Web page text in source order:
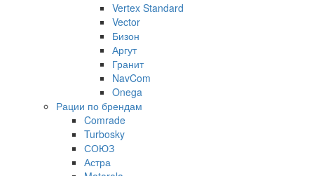
Vertex Standard
Vector
Бизон
Аргут
Гранит
NavCom
Onega
Рации по брендам
Comrade
Turbosky
СОЮЗ
Астра